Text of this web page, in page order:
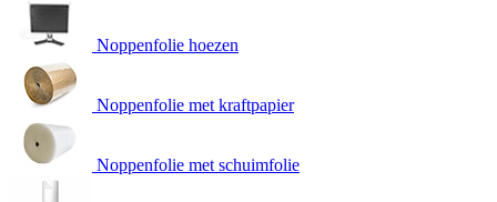
Noppenfolie hoezen
Noppenfolie met kraftpapier
Noppenfolie met schuimfolie